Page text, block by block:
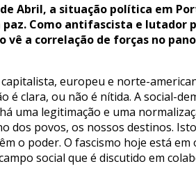
Abril, a situação política em
Como antifascista e lutador
vê a correlação de forças no
europeu e norte-
clara, ou não é nítida. A social-
uma legitimação e uma
dos povos, os nossos destinos.
o poder. O fascismo hoje está
social que é discutido em